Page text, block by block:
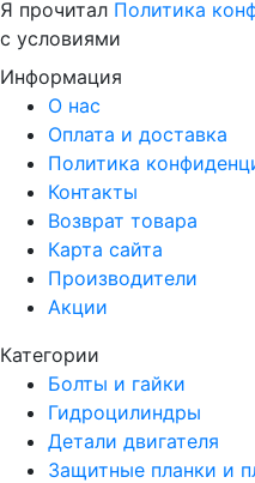
Я прочитал Политика
с условиями
Информация
О нас
Оплата и доставка
Политика
Контакты
Возврат товара
Карта сайта
Производители
Акции
Категории
Болты и гайки
Гидроцилиндры
Детали двигателя
Защитные планки и